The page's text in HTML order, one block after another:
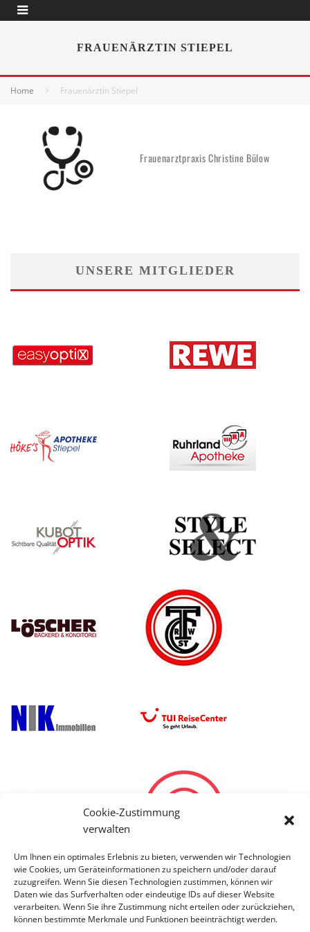
Cookie-Zustimmung
verwalten
Um Ihnen ein optimales Erlebnis zu bieten, verwenden wir Technologien
wie Cookies, um Geräteinformationen zu speichern und/oder darauf
zuzugreifen. Wenn Sie diesen Technologien zustimmen, können wir
Daten wie das Surfverhalten oder eindeutige IDs auf dieser Website
verarbeiten. Wenn Sie ihre Zustimmung nicht erteilen oder zurückziehen,
können bestimmte Merkmale und Funktionen beeinträchtigt werden.
FRAUENÄRZTIN STIEPEL
Home Frauenärztin Stiepel
Frauenarztpraxis Christine Bülow
UNSERE MITGLIEDER